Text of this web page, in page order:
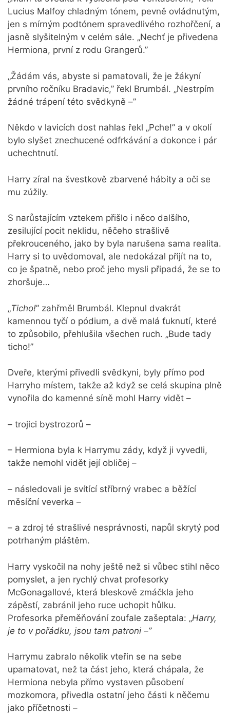
Lucius Malfoy chladným tónem, pevně ovládnutým,
jen s mírným podtónem spravedlivého rozhořčení, a
jasně slyšitelným v celém sále. „Nechť je přivedena
Hermiona, první z rodu Grangerů.”
„Žádám vás, abyste si pamatovali, že je žákyní
prvního ročníku Bradavic,” řekl Brumbál. „Nestrpím
žádné trápení této svědkyně –”
Někdo v lavicích dost nahlas řekl „Pche!” a v okolí
bylo slyšet znechucené odfrkávání a dokonce i pár
uchechtnutí.
Harry zíral na švestkově zbarvené hábity a oči se
mu zúžily.
S narůstajícím vztekem přišlo i něco dalšího,
zesilující pocit neklidu, něčeho strašlivě
překrouceného, jako by byla narušena sama realita.
Harry si to uvědomoval, ale nedokázal přijít na to,
co je špatně, nebo proč jeho mysli připadá, že se to
zhoršuje…
„Ticho!” zahřměl Brumbál. Klepnul dvakrát
kamennou tyčí o pódium, a dvě malá ťuknutí, které
to způsobilo, přehlušila všechen ruch. „Bude tady
ticho!”
Dveře, kterými přivedli svědkyni, byly přímo pod
Harryho místem, takže až když se celá skupina plně
vynořila do kamenné síně mohl Harry vidět –
– trojici bystrozorů –
– Hermiona byla k Harrymu zády, když ji vyvedli,
takže nemohl vidět její obličej –
– následovali je svítící stříbrný vrabec a běžící
měsíční veverka –
– a zdroj té strašlivé nesprávnosti, napůl skrytý pod
potrhaným pláštěm.
Harry vyskočil na nohy ještě než si vůbec stihl něco
pomyslet, a jen rychlý chvat profesorky
McGonagallové, která bleskově zmáčkla jeho
zápěstí, zabránil jeho ruce uchopit hůlku.
Profesorka přeměňování zoufale zašeptala: „Harry,
je to v pořádku, jsou tam patroni –”
Harrymu zabralo několik vteřin se na sebe
upamatovat, než ta část jeho, která chápala, že
Hermiona nebyla přímo vystaven působení
mozkomora, přivedla ostatní jeho části k něčemu
jako příčetnosti –